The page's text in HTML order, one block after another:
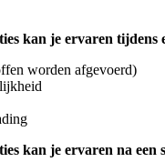
kan je ervaren tijdens
worden afgevoerd)
kan je ervaren na een